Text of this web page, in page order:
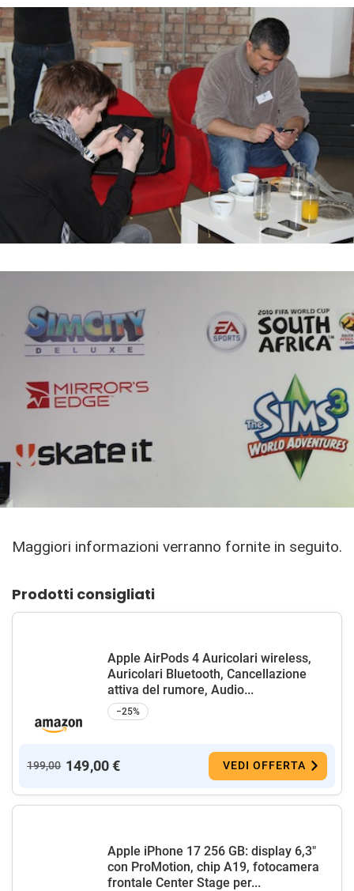
Maggiori informazioni verranno fornite in seguito.
Prodotti consigliati
Apple AirPods 4 Auricolari wireless,
Auricolari Bluetooth, Cancellazione
attiva del rumore, Audio...
−25%
199,00 149,00 € VEDI OFFERTA
Apple iPhone 17 256 GB: display 6,3"
con ProMotion, chip A19, fotocamera
frontale Center Stage per...